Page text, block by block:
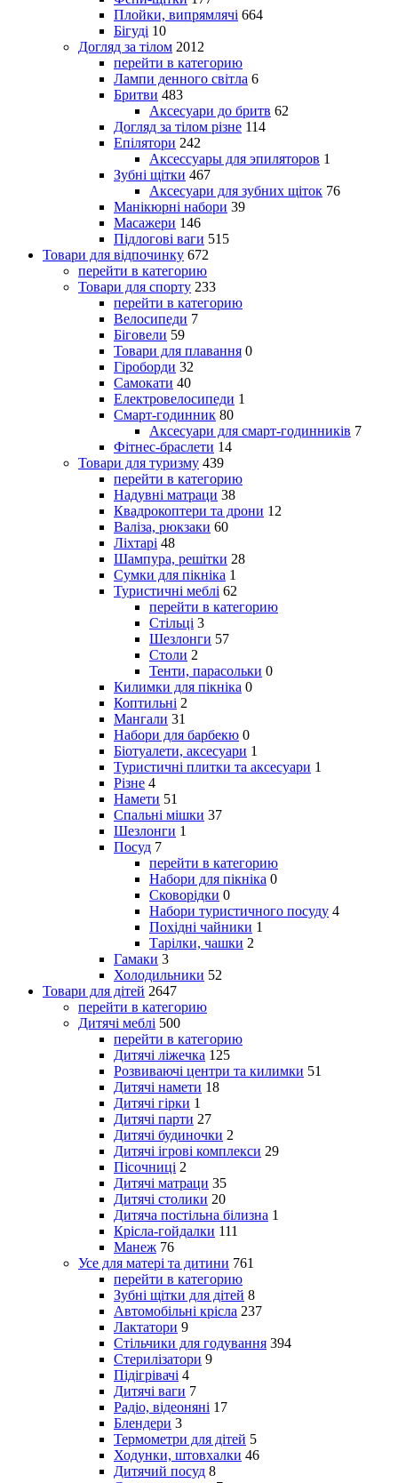
Плойки, випрямлячі 664
Бігуді 10
Догляд за тілом 2012
перейти в категорию
Лампи денного світла 6
Бритви 483
Аксесуари до бритв 62
Догляд за тілом різне 114
Епілятори 242
Аксессуары для эпиляторов 1
Зубні щітки 467
Аксесуари для зубних щіток 76
Манікюрні набори 39
Масажери 146
Підлогові ваги 515
Товари для відпочинку 672
перейти в категорию
Товари для спорту 233
перейти в категорию
Велосипеди 7
Біговели 59
Товари для плавання 0
Гіроборди 32
Самокати 40
Електровелосипеди 1
Смарт-годинник 80
Аксесуари для смарт-годинників 7
Фітнес-браслети 14
Товари для туризму 439
перейти в категорию
Надувні матраци 38
Квадрокоптери та дрони 12
Валіза, рюкзаки 60
Ліхтарі 48
Шампура, решітки 28
Сумки для пікніка 1
Туристичні меблі 62
перейти в категорию
Стільці 3
Шезлонги 57
Столи 2
Тенти, парасольки 0
Килимки для пікніка 0
Коптильні 2
Мангали 31
Набори для барбекю 0
Біотуалети, аксесуари 1
Туристичні плитки та аксесуари 1
Різне 4
Намети 51
Спальні мішки 37
Шезлонги 1
Посуд 7
перейти в категорию
Набори для пікніка 0
Сковорідки 0
Набори туристичного посуду 4
Похідні чайники 1
Тарілки, чашки 2
Гамаки 3
Холодильники 52
Товари для дітей 2647
перейти в категорию
Дитячі меблі 500
перейти в категорию
Дитячі ліжечка 125
Розвиваючі центри та килимки 51
Дитячі намети 18
Дитячі гірки 1
Дитячі парти 27
Дитячі будиночки 2
Дитячі ігрові комплекси 29
Пісочниці 2
Дитячі матраци 35
Дитячі столики 20
Дитяча постільна білизна 1
Крісла-гойдалки 111
Манеж 76
Усе для матері та дитини 761
перейти в категорию
Зубні щітки для дітей 8
Автомобільні крісла 237
Лактатори 9
Стільчики для годування 394
Стерилізатори 9
Підігрівачі 4
Дитячі ваги 7
Радіо, відеоняні 17
Блендери 3
Термометри для дітей 5
Ходунки, штовхалки 46
Дитячий посуд 8